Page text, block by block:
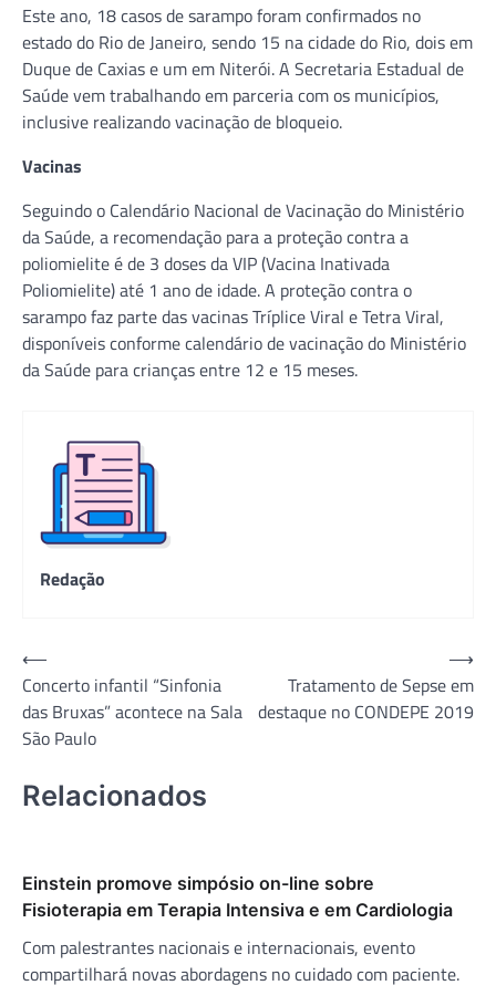
Este ano, 18 casos de sarampo foram confirmados no
estado do Rio de Janeiro, sendo 15 na cidade do Rio, dois em
Duque de Caxias e um em Niterói. A Secretaria Estadual de
Saúde vem trabalhando em parceria com os municípios,
inclusive realizando vacinação de bloqueio.
Vacinas
Seguindo o Calendário Nacional de Vacinação do Ministério
da Saúde, a recomendação para a proteção contra a
poliomielite é de 3 doses da VIP (Vacina Inativada
Poliomielite) até 1 ano de idade. A proteção contra o
sarampo faz parte das vacinas Tríplice Viral e Tetra Viral,
disponíveis conforme calendário de vacinação do Ministério
da Saúde para crianças entre 12 e 15 meses.
Redação
Navegação
de
Post
⟵
Concerto infantil “Sinfonia
das Bruxas” acontece na Sala
São Paulo
Tratamento de Sepse em
destaque no CONDEPE 2019
⟶
Relacionados
Einstein promove simpósio on-line sobre
Fisioterapia em Terapia Intensiva e em Cardiologia
Com palestrantes nacionais e internacionais, evento
compartilhará novas abordagens no cuidado com paciente.